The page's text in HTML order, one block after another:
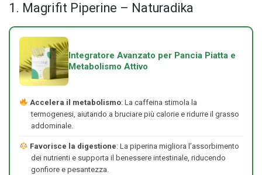
1. Magrifit Piperine – Naturadika
Integratore Avanzato per Pancia Piatta e
Metabolismo Attivo
Accelera il metabolismo: La caffeina stimola la
termogenesi, aiutando a bruciare più calorie e ridurre il grasso
addominale.
Favorisce la digestione: La piperina migliora l’assorbimento
dei nutrienti e supporta il benessere intestinale, riducendo
gonfiore e pesantezza.